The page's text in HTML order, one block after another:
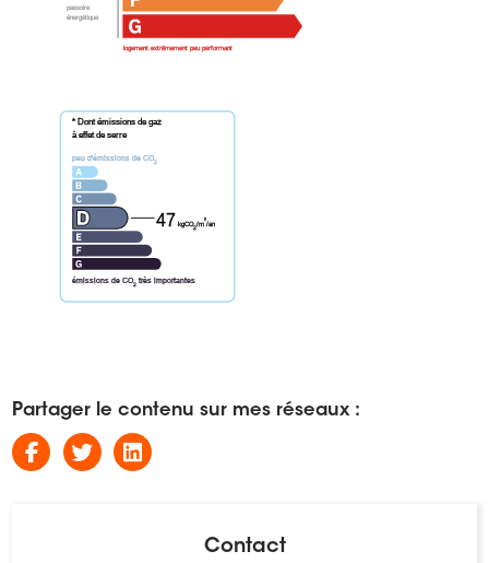
passoire
énergétique
logement extrêmement peu performant
* Dont émissions de gaz
à effet de serre
peu d'émissions de CO2
émissions de CO2 très importantes
47 kgCO2
/m²/an
Partager le contenu sur mes réseaux :
Contact